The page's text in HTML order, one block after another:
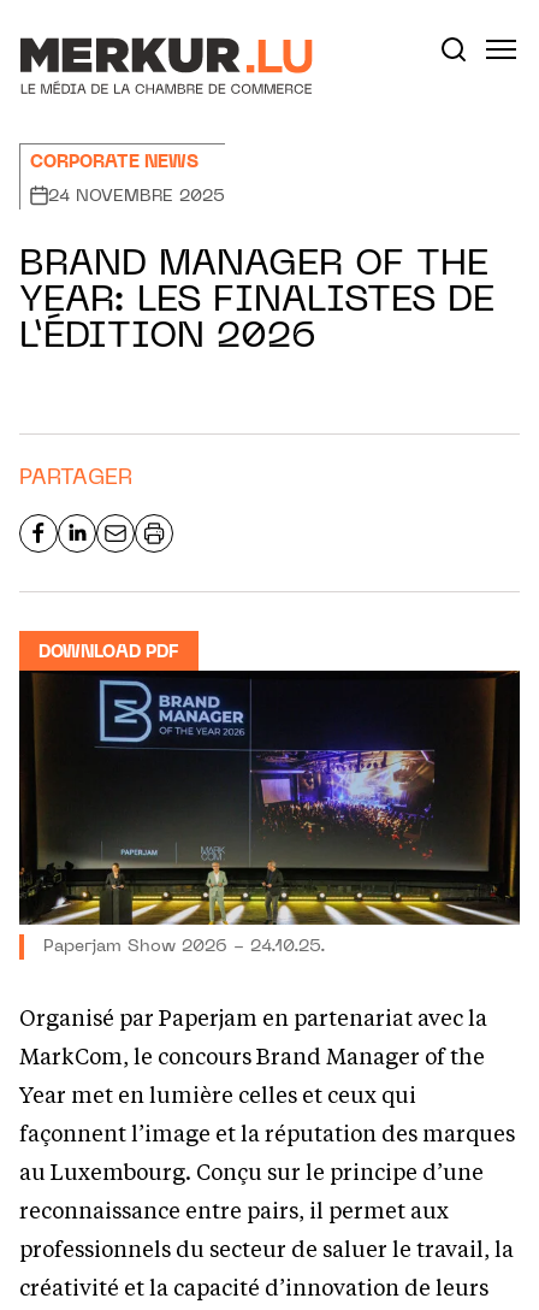
CORPORATE NEWS
24 NOVEMBRE 2025
BRAND MANAGER OF THE
YEAR: LES FINALISTES DE
L’ÉDITION 2026
PARTAGER
DOWNLOAD PDF
Paperjam Show 2026 - 24.10.25.
Organisé par Paperjam en partenariat avec la
MarkCom, le concours Brand Manager of the
Year met en lumière celles et ceux qui
façonnent l’image et la réputation des marques
au Luxembourg. Conçu sur le principe d’une
reconnaissance entre pairs, il permet aux
professionnels du secteur de saluer le travail, la
créativité et la capacité d’innovation de leurs